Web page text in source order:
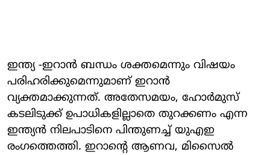
ഇന്ത്യ -ഇറാന്‍ ബന്ധം ശക്തമെന്നും വിഷയം
പരിഹരിക്കുമെന്നുമാണ് ഇറാന്‍
വ്യക്തമാക്കുന്നത്. അതേസമയം, ഹോര്‍മുസ്
കടലിടുക്ക് ഉപാധികളില്ലാതെ തുറക്കണം എന്ന
ഇന്ത്യന്‍ നിലപാടിനെ പിന്തുണച്ച് യുഎഇ
രംഗത്തെത്തി. ഇറാന്റെ ആണവ, മിസൈല്‍